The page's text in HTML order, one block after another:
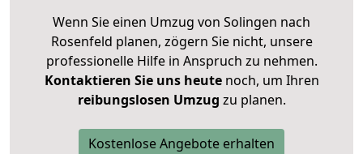
Wenn Sie einen Umzug von Solingen nach
Rosenfeld planen, zögern Sie nicht, unsere
professionelle Hilfe in Anspruch zu nehmen.
Kontaktieren Sie uns heutenoch, um Ihren
reibungslosen Umzug zu planen.
Kostenlose Angebote erhalten